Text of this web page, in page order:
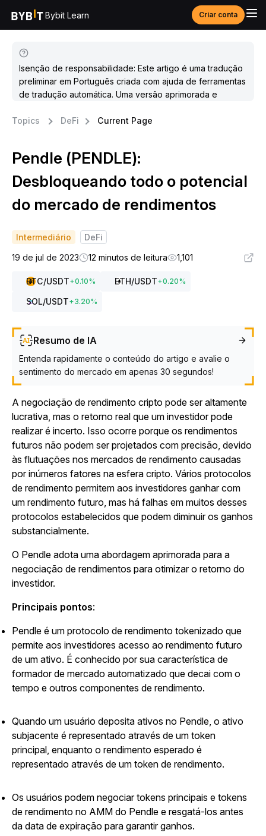
Bybit Learn Criar conta
Isenção de responsabilidade: Este artigo é uma tradução
preliminar em Português criada com ajuda de ferramentas
de tradução automática. Uma versão aprimorada e
Topics
DeFi Current Page
Pendle (PENDLE):
Desbloqueando todo o potencial
do mercado de rendimentos
Intermediário
DeFi
19 de jul de 2023
12 minutos de leitura 1,101
BTC/USDT+0.10% ETH/USDT+0.20%
SOL/USDT+3.20%
Resumo de IA
Entenda rapidamente o conteúdo do artigo e avalie o
sentimento do mercado em apenas 30 segundos!
A negociação de rendimento cripto pode ser altamente
lucrativa, mas o retorno real que um investidor pode
realizar é incerto. Isso ocorre porque os rendimentos
futuros não podem ser projetados com precisão, devido
às flutuações nos mercados de rendimento causadas
por inúmeros fatores na esfera cripto. Vários protocolos
de rendimento permitem aos investidores ganhar com
um rendimento futuro, mas há falhas em muitos desses
protocolos estabelecidos que podem diminuir os ganhos
substancialmente.
O Pendle adota uma abordagem aprimorada para a
negociação de rendimentos para otimizar o retorno do
investidor.
Principais pontos:
Pendle é um protocolo de rendimento tokenizado que
permite aos investidores acesso ao rendimento futuro
de um ativo. É conhecido por sua característica de
formador de mercado automatizado que decai com o
tempo e outros componentes de rendimento.
Quando um usuário deposita ativos no Pendle, o ativo
subjacente é representado através de um token
principal, enquanto o rendimento esperado é
representado através de um token de rendimento.
Os usuários podem negociar tokens principais e tokens
de rendimento no AMM do Pendle e resgatá-los antes
da data de expiração para garantir ganhos.